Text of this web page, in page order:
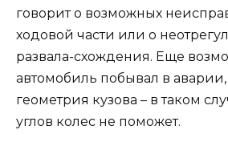
говорит о возможных
ходовой части или о
развала-схождения. Еще
автомобиль побывал в
геометрия кузова – в таком
углов колес не поможет.